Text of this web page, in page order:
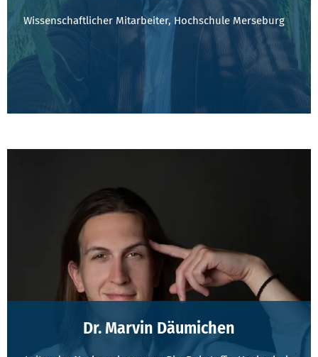
Wissenschaftlicher Mitarbeiter, Hochschule Merseburg
Dr. Marvin Däumichen